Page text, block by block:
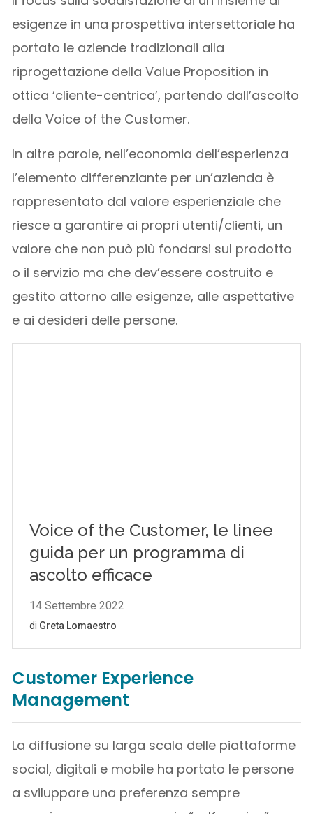
esigenze in una prospettiva intersettoriale ha
portato le aziende tradizionali alla
riprogettazione della Value Proposition in
ottica ‘cliente-centrica’, partendo dall’ascolto
della Voice of the Customer.
In altre parole, nell’economia dell’esperienza
l’elemento differenziante per un’azienda è
rappresentato dal valore esperienziale che
riesce a garantire ai propri utenti/clienti, un
valore che non può più fondarsi sul prodotto
o il servizio ma che dev’essere costruito e
gestito attorno alle esigenze, alle aspettative
e ai desideri delle persone.
Customer Experience
Management
La diffusione su larga scala delle piattaforme
social, digitali e mobile ha portato le persone
a sviluppare una preferenza sempre